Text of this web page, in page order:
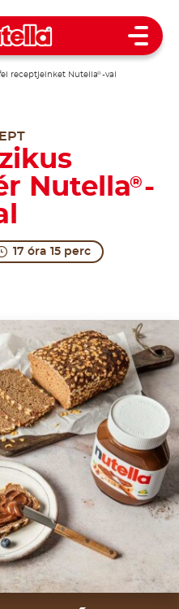
Open
receptjeinket Nutella®-val
Nutella® -
17 óra 15 perc